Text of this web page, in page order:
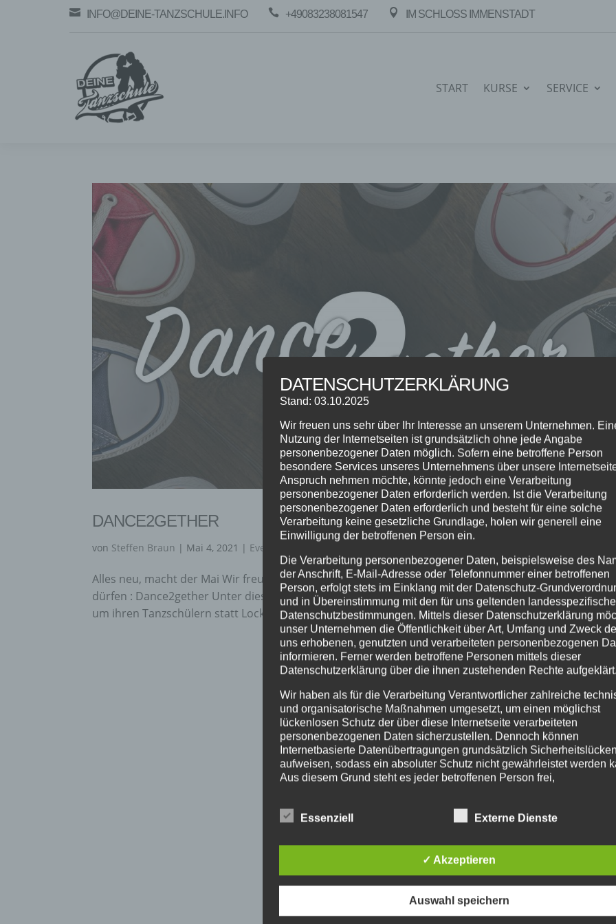
 INFO@DEINE-TANZSCHULE.INFO  +49083238081547  IM SCHLOSS IMMENSTADT
START KURSE SERVICE
DANCE2GETHER
von Steffen Braun | Mai 4, 2021 | Event
Alles neu, macht der Mai Wir freuen uns sehr, Euch heute ein grossartiges neues Projekt vorstellen zu
dürfen : Dance2gether Unter diesem Arbeitstitel haben sich drei Tanzschulen
um ihren Tanzschülern statt Lockdown-Blues auch ein bisschen...
DATENSCHUTZERKLÄRUNG
Stand: 03.10.2025
Wir freuen uns sehr über Ihr Interesse an unserem Unternehmen.
Nutzung der Internetseiten ist grundsätzlich ohne jede Angabe
personenbezogener Daten möglich. Sofern eine betroffene Person
besondere Services unseres Unternehmens über unsere
Anspruch nehmen möchte, könnte jedoch eine Verarbeitung
personenbezogener Daten erforderlich werden. Ist die Verarbeitung
personenbezogener Daten erforderlich und besteht für eine solche
Verarbeitung keine gesetzliche Grundlage, holen wir generell eine
Einwilligung der betroffenen Person ein.
Die Verarbeitung personenbezogener Daten, beispielsweise des
der Anschrift, E-Mail-Adresse oder Telefonnummer einer betroffenen
Person, erfolgt stets im Einklang mit der Datenschutz-
und in Übereinstimmung mit den für uns geltenden
Datenschutzbestimmungen. Mittels dieser Datenschutzerklärung
unser Unternehmen die Öffentlichkeit über Art, Umfang und Zweck
uns erhobenen, genutzten und verarbeiteten personenbezogenen
informieren. Ferner werden betroffene Personen mittels dieser
Datenschutzerklärung über die ihnen zustehenden Rechte aufgeklärt.
Wir haben als für die Verarbeitung Verantwortlicher zahlreiche
und organisatorische Maßnahmen umgesetzt, um einen möglichst
lückenlosen Schutz der über diese Internetseite verarbeiteten
personenbezogenen Daten sicherzustellen. Dennoch können
Internetbasierte Datenübertragungen grundsätzlich Sicherheitslücken
aufweisen, sodass ein absoluter Schutz nicht gewährleistet werden
Aus diesem Grund steht es jeder betroffenen Person frei,
Die Datenschutzerklärung beruht auf den Begrifflichkeiten, die durch
Europäischen Richtlinien- und Verordnungsgeber beim Erlass der
Datenschutz-Grundverordnung (DS-GVO) verwendet wurden. Unsere
Essenziell Externe Dienste
✓ Akzeptieren
Auswahl speichern